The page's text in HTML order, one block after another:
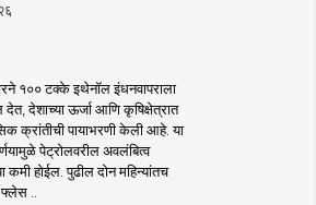
१०० टक्के इथेनॉल इंधनवापराला
देत, देशाच्या ऊर्जा आणि कृषिक्षेत्रात
क्रांतीची पायाभरणी केली आहे. या
पेट्रोलवरील अवलंबित्व
कमी होईल. पुढील दोन महिन्यांतच
..